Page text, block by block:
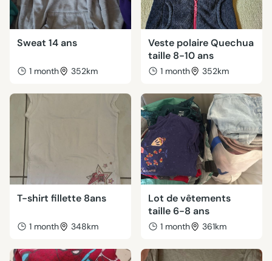
Sweat 14 ans
1 month 352km
Veste polaire Quechua
taille 8-10 ans
1 month 352km
T-shirt fillette 8ans
1 month 348km
Lot de vêtements
taille 6-8 ans
1 month 361km